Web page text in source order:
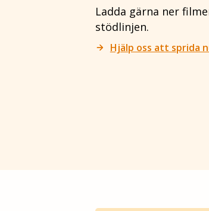
Ladda gärna ner
stödlinjen.
arrow_forward
arrow_forward Hjälp oss att sprida